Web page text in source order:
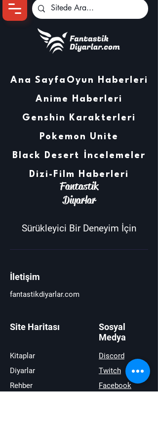
Ana Sayfa Oyun Haberleri
Anime Haberleri
Genshin Karakterleri
Pokemon Unite
Black Desert İncelemeler
Dizi-Film Haberleri
Fantastik
Diyarlar
Sürükleyici Bir Deneyim İçin
İletişim
fantastikdiyarlar.com
Site Haritası
Sosyal
Medya
Kitaplar
Diyarlar
Rehber
Discord
Twitch
Facebook